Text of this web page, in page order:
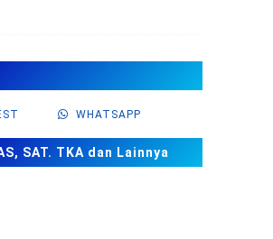
WHATSAPP
SAT. TKA dan Lainnya